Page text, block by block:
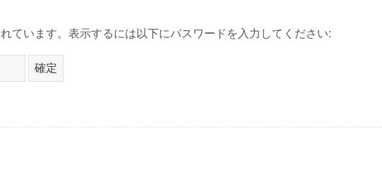
ています。表示するには以下にパスワードを入力してください: